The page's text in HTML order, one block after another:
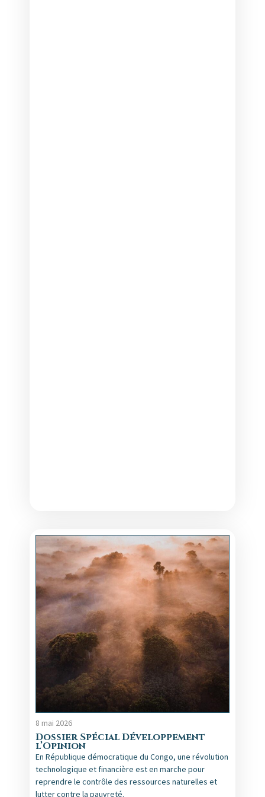
8 mai 2026
Dossier Spécial Développement
l’Opinion
En République démocratique du Congo, une révolution
technologique et financière est en marche pour
reprendre le contrôle des ressources naturelles et
lutter contre la pauvreté.